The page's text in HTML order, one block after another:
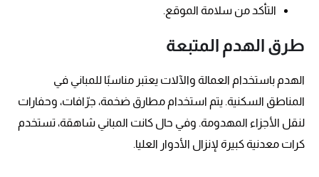
التأكد من سلامة الموقع.
طرق الهدم المتبعة
الهدم باستخدام العمالة والآلات يعتبر مناسبًا للمباني في
المناطق السكنية. يتم استخدام مطارق ضخمة، جرّافات، وحفارات
لنقل الأجزاء المهدومة. وفي حال كانت المباني شاهقة، تستخدم
كرات معدنية كبيرة لإنزال الأدوار العليا.